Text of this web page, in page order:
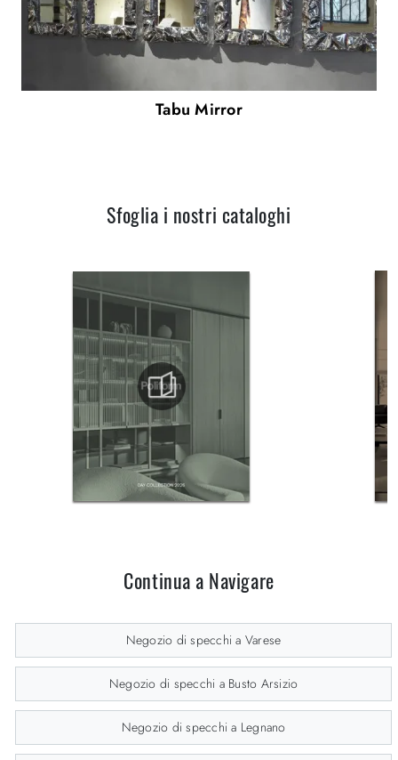
Tabu Mirror
Sfoglia i nostri cataloghi
Continua a Navigare
Negozio di specchi a Varese
Negozio di specchi a Busto Arsizio
Negozio di specchi a Legnano